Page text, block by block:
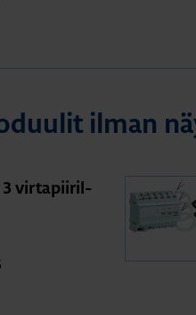
ilman
3 vir­ta­pii­ril­